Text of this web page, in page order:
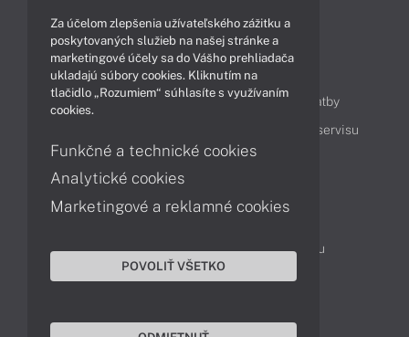
Obsah
Ako nakupovať
Možnosti doručenia a platby
Cenník servisu
Kontakty
Servisné oddelenie
Reklamácia tovaru
Za účelom zlepšenia užívateľského zážitku a
poskytovaných služieb na našej stránke a
marketingové účely sa do Vášho prehliadača
ukladajú súbory cookies. Kliknutím na
tlačidlo „Rozumiem“ súhlasíte s využívaním
cookies.
Funkčné a technické cookies
Analytické cookies
Marketingové a reklamné cookies
POVOLIŤ VŠETKO